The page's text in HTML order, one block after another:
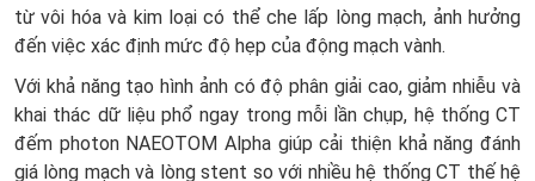
từ vôi hóa và kim loại có thể che lấp lòng mạch, ảnh hưởng
đến việc xác định mức độ hẹp của động mạch vành.
Với khả năng tạo hình ảnh có độ phân giải cao, giảm nhiễu và
khai thác dữ liệu phổ ngay trong mỗi lần chụp, hệ thống CT
đếm photon NAEOTOM Alpha giúp cải thiện khả năng đánh
giá lòng mạch và lòng stent so với nhiều hệ thống CT thế hệ